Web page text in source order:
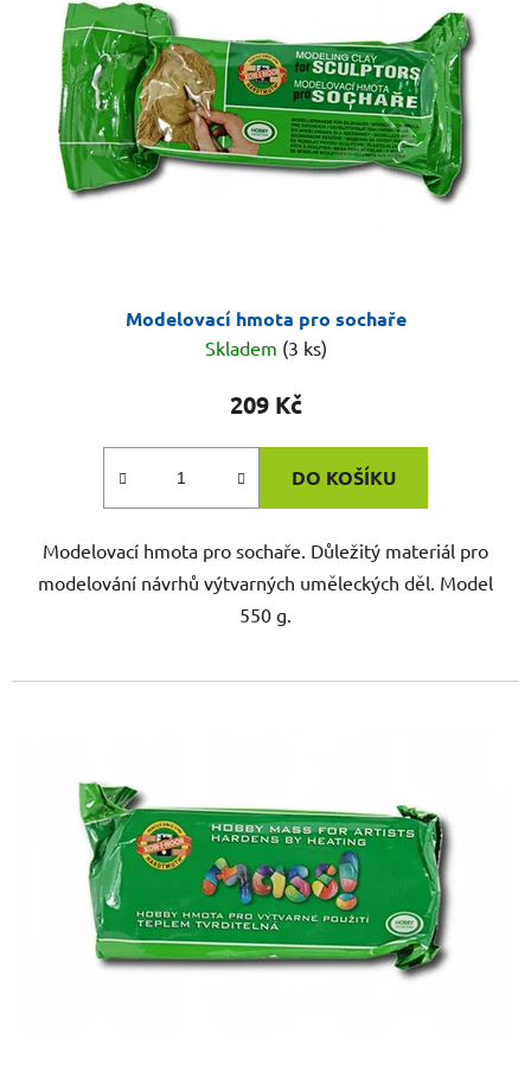
Modelovací hmota pro sochaře
Skladem (3 ks)
209 Kč
DO KOŠÍKU
Modelovací hmota pro sochaře. Důležitý materiál pro
modelování návrhů výtvarných uměleckých děl. Model
550 g.